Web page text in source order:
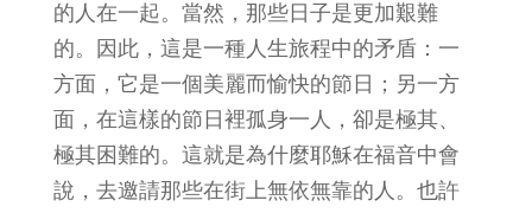
的人在一起。當然，那些日子是更加艱難
的。因此，這是一種人生旅程中的矛盾：一
方面，它是一個美麗而愉快的節日；另一方
面，在這樣的節日裡孤身一人，卻是極其、
極其困難的。這就是為什麼耶穌在福音中會
說，去邀請那些在街上無依無靠的人。也許